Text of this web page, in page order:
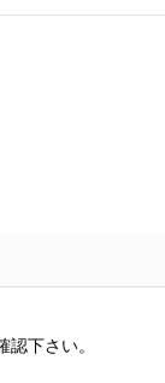
下さい。